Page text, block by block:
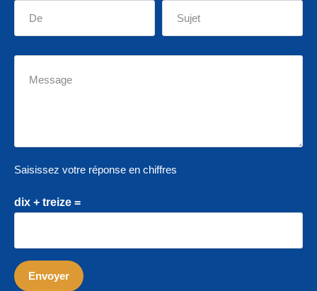
Saisissez votre réponse en chiffres
dix + treize =